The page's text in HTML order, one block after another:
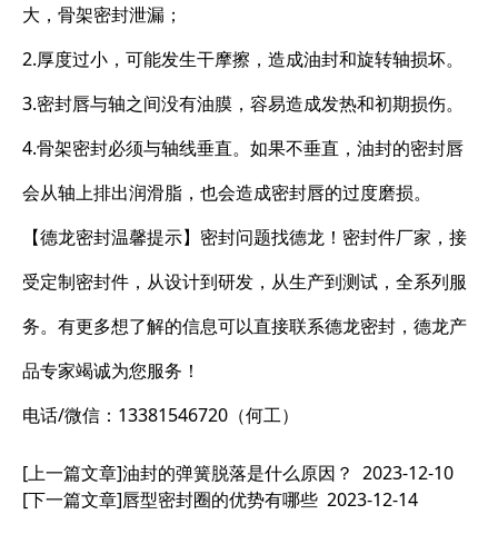
大，骨架密封泄漏；
2.厚度过小，可能发生干摩擦，造成油封和旋转轴损坏。
3.密封唇与轴之间没有油膜，容易造成发热和初期损伤。
4.骨架密封必须与轴线垂直。如果不垂直，油封的密封唇
会从轴上排出润滑脂，也会造成密封唇的过度磨损。
【德龙密封温馨提示】密封问题找德龙！密封件厂家，接
受定制密封件，从设计到研发，从生产到测试，全系列服
务。有更多想了解的信息可以直接联系德龙密封，德龙产
品专家竭诚为您服务！
电话/微信：13381546720（何工）
[上一篇文章]油封的弹簧脱落是什么原因？ 2023-12-10
[下一篇文章]唇型密封圈的优势有哪些 2023-12-14